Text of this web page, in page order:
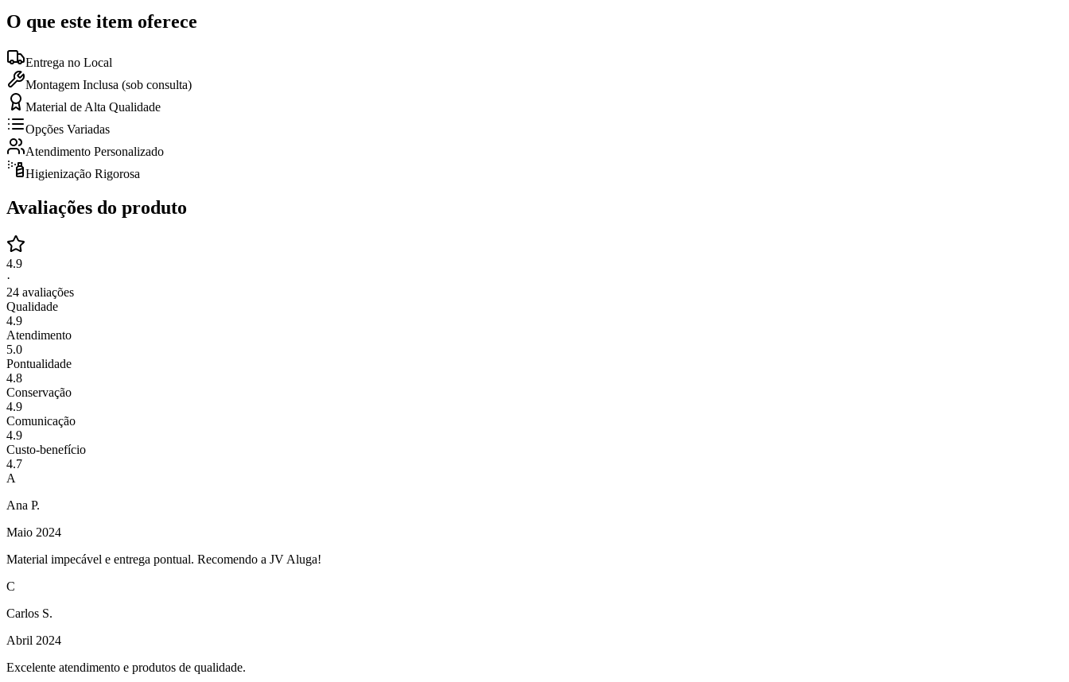
O que este item oferece
Entrega no Local
Montagem Inclusa (sob consulta)
Material de Alta Qualidade
Opções Variadas
Atendimento Personalizado
Higienização Rigorosa
Avaliações do produto
4.9
·
24 avaliações
Qualidade
4.9
Atendimento
5.0
Pontualidade
4.8
Conservação
4.9
Comunicação
4.9
Custo-benefício
4.7
A
Ana P.
Maio 2024
Material impecável e entrega pontual. Recomendo a JV Aluga!
C
Carlos S.
Abril 2024
Excelente atendimento e produtos de qualidade.